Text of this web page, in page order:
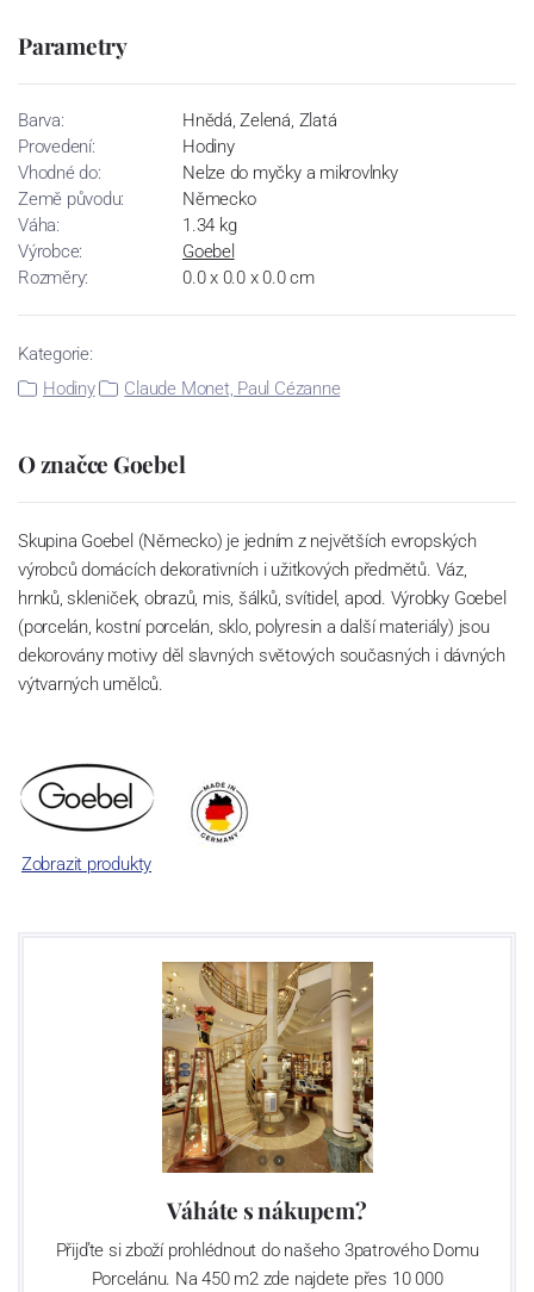
Parametry
Barva:
Hnědá, Zelená, Zlatá
Provedení:
Hodiny
Vhodné do:
Nelze do myčky a mikrovlnky
Země původu:
Německo
Váha:
1.34 kg
Výrobce:
Goebel
Rozměry:
0.0 x 0.0 x 0.0 cm
Kategorie:
Hodiny
Claude Monet, Paul Cézanne
O značce Goebel
Skupina Goebel (Německo) je jedním z největších evropských
výrobců domácích dekorativních i užitkových předmětů. Váz,
hrnků, skleniček, obrazů, mis, šálků, svítidel, apod. Výrobky Goebel
(porcelán, kostní porcelán, sklo, polyresin a další materiály) jsou
dekorovány motivy děl slavných světových současných i dávných
výtvarných umělců.
Zobrazit produkty
Váháte s nákupem?
Přijďte si zboží prohlédnout do našeho 3patrového Domu
Porcelánu. Na 450 m2 zde najdete přes 10 000